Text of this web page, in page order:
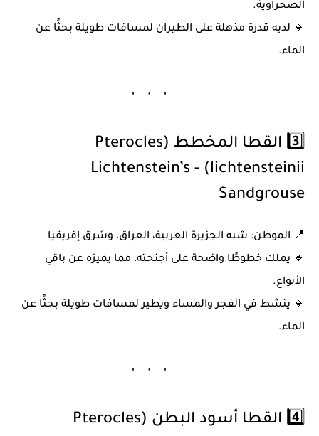
الصحراوية.
🔹 لديه قدرة مذهلة على الطيران لمسافات طويلة بحثًا عن
الماء.
3️⃣ القطا المخطط (Pterocles
lichtensteinii) - Lichtenstein’s
Sandgrouse
📍 الموطن: شبه الجزيرة العربية، العراق، وشرق إفريقيا
🔹 يملك خطوطًا واضحة على أجنحته، مما يميزه عن باقي
الأنواع.
🔹 ينشط في الفجر والمساء ويطير لمسافات طويلة بحثًا عن
الماء.
4️⃣ القطا أسود البطن (Pterocles